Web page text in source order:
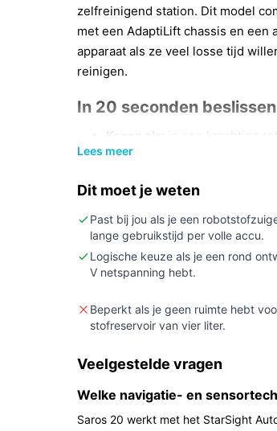
zelfreinigend station. Dit model
met een AdaptiLift chassis en
apparaat als ze veel losse tijd
reinigen.
In 20 seconden beslissen
Kopen als:
je een krachtige
overwinnen in een
Niet kopen als:je een
63 dB) of als je heel
kg).
Belangrijkste check:
opgegeven waarden voor
Wat je in de praktijk merkt
In dagelijks gebruik merk je
zuigkracht (36.000 Pa) wijst op
lange batterijduur van 200
Lees meer
Dit moet je weten
Past bij jou als je een
lange gebruikstijd per volle accu.
Logische keuze als je een rond
V netspanning hebt.
Beperkt als je geen ruimte hebt
stofreservoir van vier liter.
Veelgestelde vragen
Welke navigatie- en
Saros 20 werkt met het StarSight